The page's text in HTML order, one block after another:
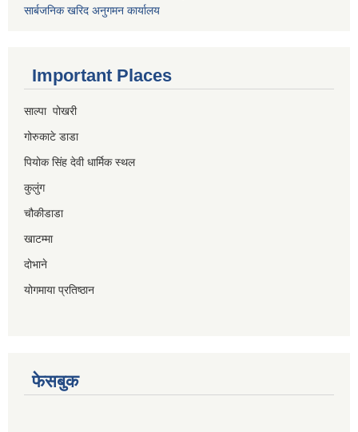
सार्बजनिक खरिद अनुगमन कार्यालय
Important Places
साल्पा पोखरी
गोरुकाटे डाडा
पियोक सिंह देवी धार्मिक स्थल
कुलुंग
चौकीडाडा
खाटम्मा
दोभाने
योगमाया प्रतिष्ठान
फेसबुक